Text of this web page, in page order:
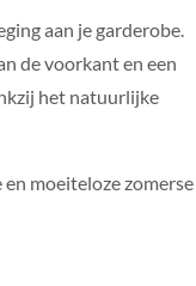
aan je garderobe.
de voorkant en een
het natuurlijke
moeiteloze zomerse